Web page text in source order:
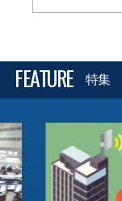
FEATURE 特集